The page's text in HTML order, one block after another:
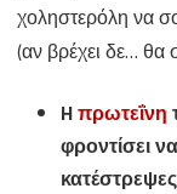
χοληστερόλη να
(αν βρέχει δε… θα
Hπρωτεΐνη
φροντίσει